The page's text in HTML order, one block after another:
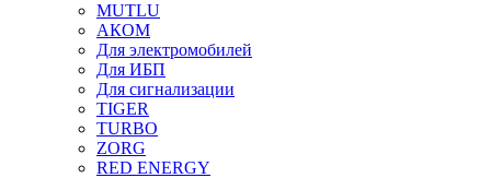
MUTLU
АКОМ
Для электромобилей
Для ИБП
Для сигнализации
TIGER
TURBO
ZORG
RED ENERGY